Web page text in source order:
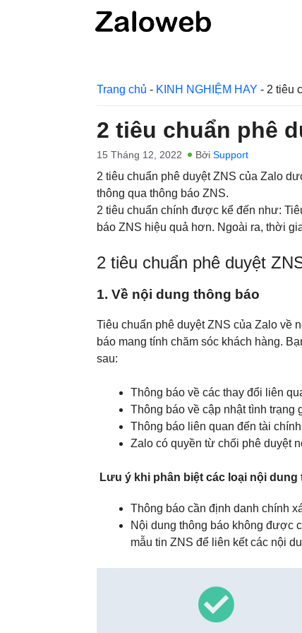
Trang chủ - KINH NGHIỆM HAY - 2 tiêu
2 tiêu chuẩn phê
15 Tháng 12, 2022 Bởi Support
2 tiêu chuẩn phê duyệt ZNS của Zalo
thông qua thông báo ZNS.
2 tiêu chuẩn chính được kể đến như:
báo ZNS hiệu quả hơn. Ngoài ra, thời
2 tiêu chuẩn phê duyệt
1. Về nội dung thông báo
Tiêu chuẩn phê duyệt ZNS của Zalo về
báo mang tính chăm sóc khách hàng.
sau:
Thông báo về các thay đổi liên
Thông báo về cập nhật tình trạng
Thông báo liên quan đến tài
Zalo có quyền từ chối phê duyệt
Lưu ý khi phân biệt các loại nội dung
Thông báo cần định danh chính
Nội dung thông báo không được
mẫu tin ZNS để liên kết các nội